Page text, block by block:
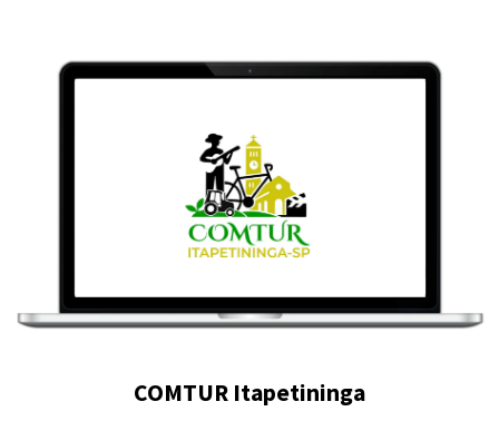
COMTUR Itapetininga